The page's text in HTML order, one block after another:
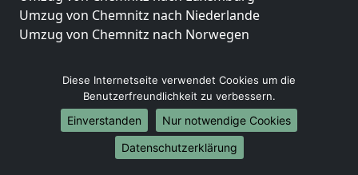
Umzug von Chemnitz nach Niederlande
Umzug von Chemnitz nach Norwegen
Umzug von Chemnitz nach Berlin
Umzug von Chemnitz nach Hamburg
Umzug von Chemnitz nach München
Umzug von Chemnitz nach Köln
Diese Internetseite verwendet Cookies um die
Benutzerfreundlichkeit zu verbessern.
Einverstanden
Nur notwendige Cookies
Datenschutzerklärung